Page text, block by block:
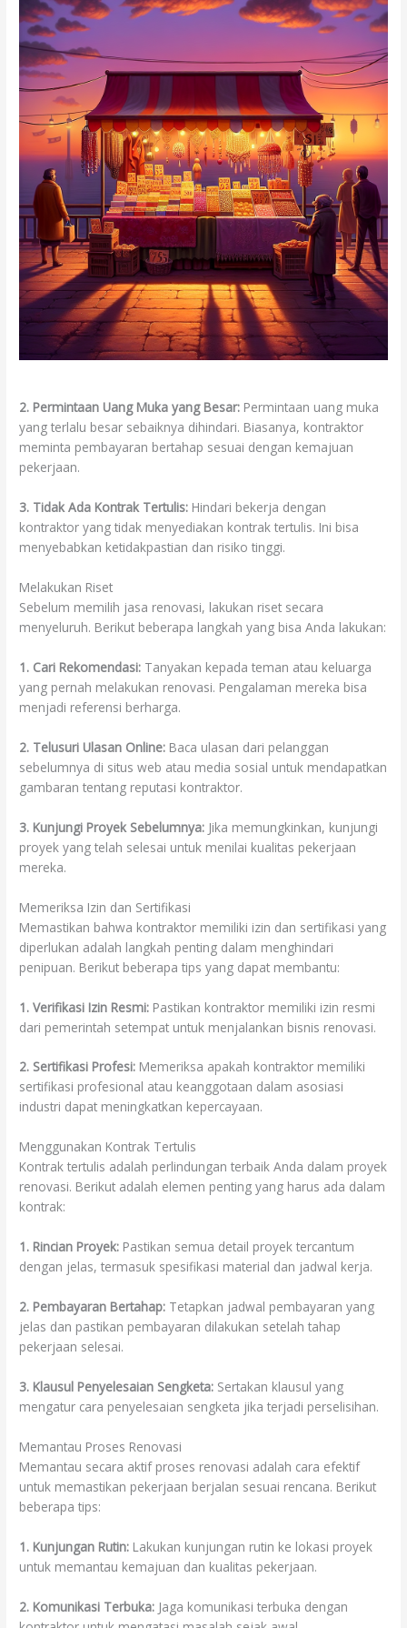
2. Permintaan Uang Muka yang Besar: Permintaan uang muka
yang terlalu besar sebaiknya dihindari. Biasanya, kontraktor
meminta pembayaran bertahap sesuai dengan kemajuan
pekerjaan.
3. Tidak Ada Kontrak Tertulis: Hindari bekerja dengan
kontraktor yang tidak menyediakan kontrak tertulis. Ini bisa
menyebabkan ketidakpastian dan risiko tinggi.
Melakukan Riset
Sebelum memilih jasa renovasi, lakukan riset secara
menyeluruh. Berikut beberapa langkah yang bisa Anda lakukan:
1. Cari Rekomendasi: Tanyakan kepada teman atau keluarga
yang pernah melakukan renovasi. Pengalaman mereka bisa
menjadi referensi berharga.
2. Telusuri Ulasan Online: Baca ulasan dari pelanggan
sebelumnya di situs web atau media sosial untuk mendapatkan
gambaran tentang reputasi kontraktor.
3. Kunjungi Proyek Sebelumnya: Jika memungkinkan, kunjungi
proyek yang telah selesai untuk menilai kualitas pekerjaan
mereka.
Memeriksa Izin dan Sertifikasi
Memastikan bahwa kontraktor memiliki izin dan sertifikasi yang
diperlukan adalah langkah penting dalam menghindari
penipuan. Berikut beberapa tips yang dapat membantu:
1. Verifikasi Izin Resmi: Pastikan kontraktor memiliki izin resmi
dari pemerintah setempat untuk menjalankan bisnis renovasi.
2. Sertifikasi Profesi: Memeriksa apakah kontraktor memiliki
sertifikasi profesional atau keanggotaan dalam asosiasi
industri dapat meningkatkan kepercayaan.
Menggunakan Kontrak Tertulis
Kontrak tertulis adalah perlindungan terbaik Anda dalam proyek
renovasi. Berikut adalah elemen penting yang harus ada dalam
kontrak:
1. Rincian Proyek: Pastikan semua detail proyek tercantum
dengan jelas, termasuk spesifikasi material dan jadwal kerja.
2. Pembayaran Bertahap: Tetapkan jadwal pembayaran yang
jelas dan pastikan pembayaran dilakukan setelah tahap
pekerjaan selesai.
3. Klausul Penyelesaian Sengketa: Sertakan klausul yang
mengatur cara penyelesaian sengketa jika terjadi perselisihan.
Memantau Proses Renovasi
Memantau secara aktif proses renovasi adalah cara efektif
untuk memastikan pekerjaan berjalan sesuai rencana. Berikut
beberapa tips:
1. Kunjungan Rutin: Lakukan kunjungan rutin ke lokasi proyek
untuk memantau kemajuan dan kualitas pekerjaan.
2. Komunikasi Terbuka: Jaga komunikasi terbuka dengan